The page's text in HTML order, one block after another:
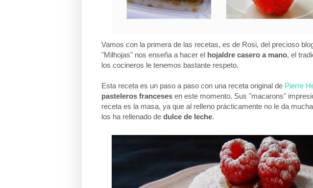
Vamos con la primera de las recetas, es de Rosi, del precioso
"Milhojas" nos enseña a hacer el hojaldre casero a mano, el
los cocineros le tenemos bastante respeto.
Esta receta es un paso a paso con una receta original de Pierre
pasteleros franceses en este momento. Sus "macarons"
receta es la masa, ya que al relleno prácticamente no le da
los ha rellenado de dulce de leche.